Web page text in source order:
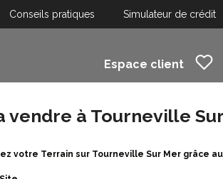
Conseils pratiques Simulateur de crédit
Espace client
à Tourneville
votre Terrain sur Tourneville Sur Mer grâce